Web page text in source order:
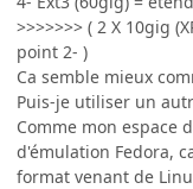
>>>>>>> ( 2 X 10gig
point 2- )
Ca semble mieux
Puis-je utiliser un
Comme mon espace
d'émulation Fedora,
format venant de